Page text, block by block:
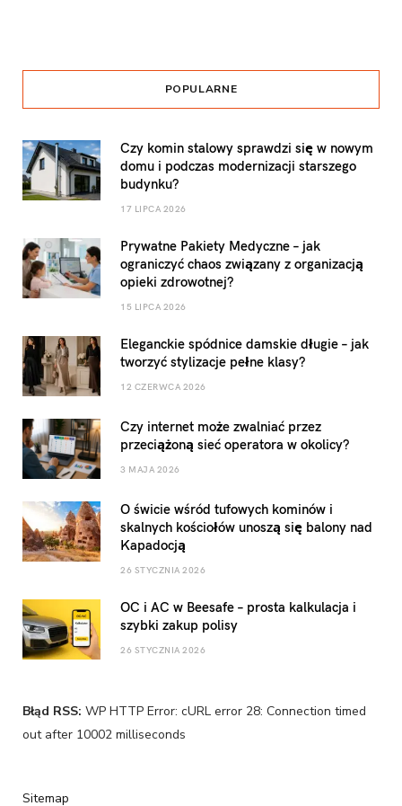
POPULARNE
Czy komin stalowy sprawdzi się w nowym
domu i podczas modernizacji starszego
budynku?
17 LIPCA 2026
Prywatne Pakiety Medyczne – jak
ograniczyć chaos związany z organizacją
opieki zdrowotnej?
15 LIPCA 2026
Eleganckie spódnice damskie długie – jak
tworzyć stylizacje pełne klasy?
12 CZERWCA 2026
Czy internet może zwalniać przez
przeciążoną sieć operatora w okolicy?
3 MAJA 2026
O świcie wśród tufowych kominów i
skalnych kościołów unoszą się balony nad
Kapadocją
26 STYCZNIA 2026
OC i AC w Beesafe – prosta kalkulacja i
szybki zakup polisy
26 STYCZNIA 2026
Błąd RSS: WP HTTP Error: cURL error 28: Connection timed
out after 10002 milliseconds
Sitemap